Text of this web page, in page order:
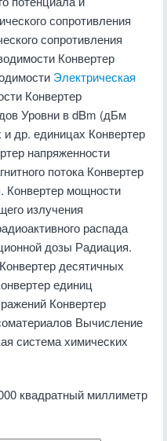
сопротивления
сопротивления
Конвертер
Электрическая
Конвертер
Уровни в dBm (дБм
др. единицах Конвертер
напряженности
потока Конвертер
Конвертер мощности
излучения
распада
дозы Радиация.
десятичных
единиц
Конвертер
Вычисление
система химических
квадратный миллиметр